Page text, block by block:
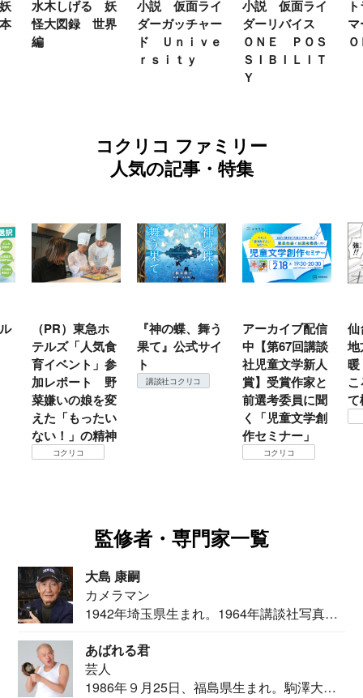
水木しげる 妖
怪大図録 世界
編
小説 仮面ライ
ダーガッチャー
ド Ｕｎｉｖｅ
ｒｓｉｔｙ
小説 仮面ライ
ダーリバイス
ＯＮＥ ＰＯＳ
ＳＩＢＩＬＩＴ
Ｙ
コクリコ ファミリー
人気の記事・特集
（PR）東急ホ
テルズ「人気食
育イベント」参
加レポート 野
菜嫌いの娘を変
えた「もったい
ない！」の精神
コクリコ
『神の蝶、舞う
果て』公式サイ
ト
講談社コクリコ
アーカイブ配信
中【第67回講談
社児童文学新人
賞】受賞作家と
前選考委員に聞
く「児童文学創
作セミナー」
コクリコ
仙
地
て
監修者・専門家一覧
大島 康嗣
カメラマン
1942年埼玉県生まれ。1964年講談社写真部
あばれる君
芸人
1986年９月25日、福島県生まれ。駒澤大学